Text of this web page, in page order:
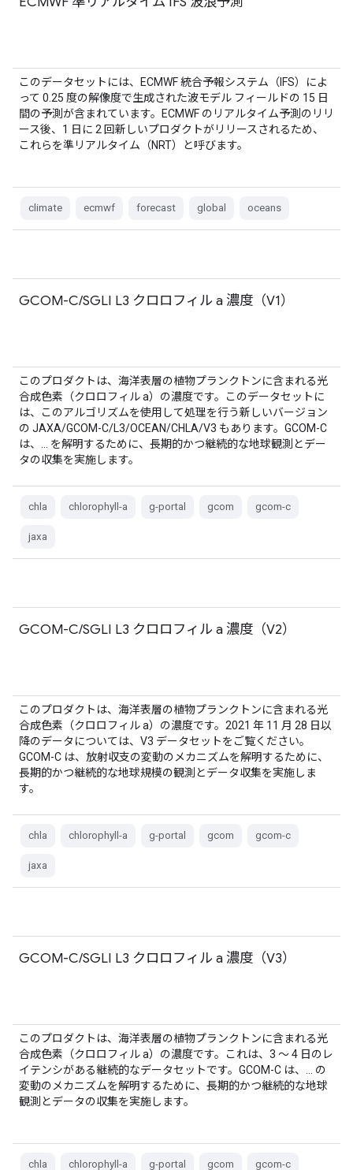
このデータセットには、ECMWF 統合予報システム（IFS）によ
って 0.25 度の解像度で生成された波モデル フィールドの 15 日
間の予測が含まれています。ECMWF のリアルタイム予測のリリ
ース後、1 日に 2 回新しいプロダクトがリリースされるため、
これらを準リアルタイム（NRT）と呼びます。
climate ecmwf forecast global oceans
GCOM-C/SGLI L3 クロロフィル a 濃度（V1）
このプロダクトは、海洋表層の植物プランクトンに含まれる光
合成色素（クロロフィル a）の濃度です。このデータセットに
は、このアルゴリズムを使用して処理を行う新しいバージョン
の JAXA/GCOM-C/L3/OCEAN/CHLA/V3 もあります。GCOM-C
は、… を解明するために、長期的かつ継続的な地球観測とデー
タの収集を実施します。
chla chlorophyll-a g-portal gcom gcom-c
jaxa
GCOM-C/SGLI L3 クロロフィル a 濃度（V2）
このプロダクトは、海洋表層の植物プランクトンに含まれる光
合成色素（クロロフィル a）の濃度です。2021 年 11 月 28 日以
降のデータについては、V3 データセットをご覧ください。
GCOM-C は、放射収支の変動のメカニズムを解明するために、
長期的かつ継続的な地球規模の観測とデータ収集を実施しま
す。
chla chlorophyll-a g-portal gcom gcom-c
jaxa
GCOM-C/SGLI L3 クロロフィル a 濃度（V3）
このプロダクトは、海洋表層の植物プランクトンに含まれる光
合成色素（クロロフィル a）の濃度です。これは、3 ～ 4 日のレ
イテンシがある継続的なデータセットです。GCOM-C は、… の
変動のメカニズムを解明するために、長期的かつ継続的な地球
観測とデータの収集を実施します。
chla chlorophyll-a g-portal gcom gcom-c